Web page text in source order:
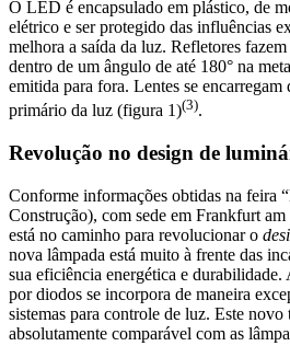
O LED é encapsulado em plástico, de
elétrico e ser protegido das influências
melhora a saída da luz. Refletores
dentro de um ângulo de até 180° na
emitida para fora. Lentes se
primário da luz (figura 1)(3).
Revolução no design de
Conforme informações obtidas na feira
Construção), com sede em Frankfurt
está no caminho para revolucionar o
nova lâmpada está muito à frente das
sua eficiência energética e
por diodos se incorpora de maneira
sistemas para controle de luz. Este
absolutamente comparável com as